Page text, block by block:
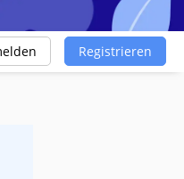
Registrieren